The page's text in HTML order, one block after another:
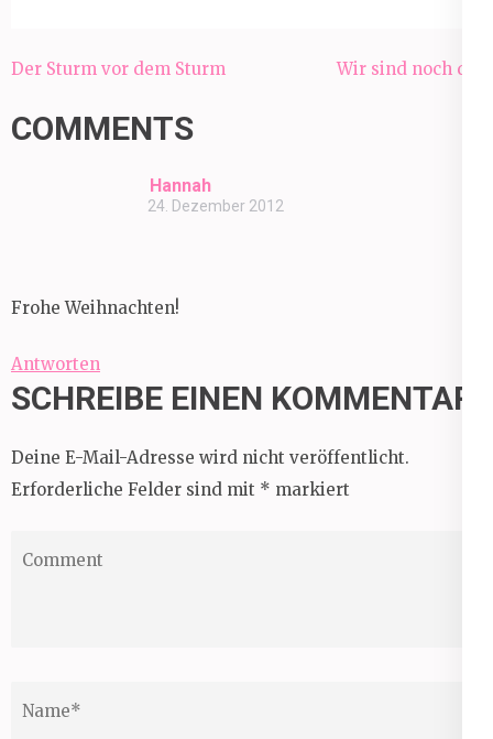
Beitragsnavigation
Der Sturm vor dem Sturm Wir sind noch da.
COMMENTS
Hannah
24. Dezember 2012
Frohe Weihnachten!
Antworten
SCHREIBE EINEN KOMMENTAR
Deine E-Mail-Adresse wird nicht veröffentlicht.
Erforderliche Felder sind mit * markiert